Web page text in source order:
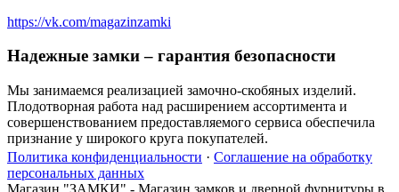
https://vk.com/magazinzamki
Надежные замки – гарантия безопасности
Мы занимаемся реализацией замочно-скобяных изделий.
Плодотворная работа над расширением ассортимента и
совершенствованием предоставляемого сервиса обеспечила
признание у широкого круга покупателей.
Политика конфиденциальности · Соглашение на обработку
персональных данных
Магазин "ЗАМКИ" - Магазин замков и дверной фурнитуры в